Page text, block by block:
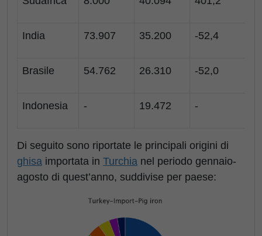
India 73.907 35.200 -52,4
Brasile 54.762 26.310 -52,0
Indonesia - 19.472 -
Di seguito sono riportate le principali origini di
ghisa importata in Turchia nel periodo gennaio-
agosto di quest’anno, suddivise per paese: